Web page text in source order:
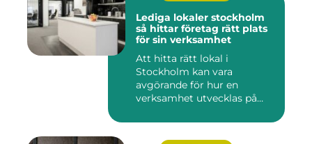
Lediga lokaler stockholm
så hittar företag rätt plats
för sin verksamhet
Att hitta rätt lokal i
Stockholm kan vara
avgörande för hur en
verksamhet utvecklas på